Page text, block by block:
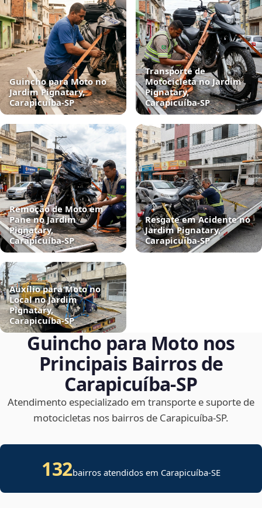
Guincho para Moto no
Jardim Pignatary,
Carapicuíba‑SP
Transporte de
Motocicleta no Jardim
Pignatary,
Carapicuíba‑SP
Remoção de Moto em
Pane no Jardim
Pignatary,
Carapicuíba‑SP
Resgate em Acidente no
Jardim Pignatary,
Carapicuíba‑SP
Auxílio para Moto no
Local no Jardim
Pignatary,
Carapicuíba‑SP
Guincho para Moto nos
Principais Bairros de
Carapicuíba‑SP
Atendimento especializado em transporte e suporte de
motocicletas nos bairros de Carapicuíba‑SP.
132bairros atendidos em Carapicuíba-SE